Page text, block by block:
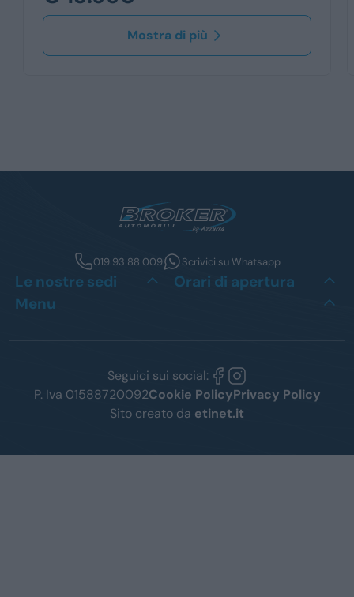
Mostra di più
019 93 88 009 Scrivici su Whatsapp
Le nostre sedi
Orari di apertura
Menu
Seguici sui social:
P. Iva 01588720092Cookie PolicyPrivacy Policy
Sito creato da etinet.it